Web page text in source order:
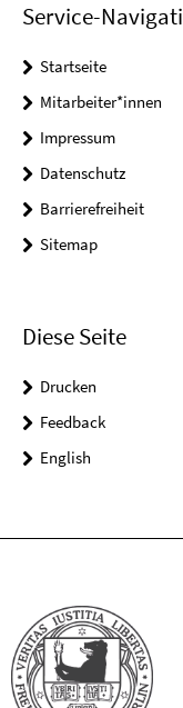
Service-
Startseite
Mitarbeiter*innen
Impressum
Datenschutz
Barrierefreiheit
Sitemap
Diese Seite
Drucken
Feedback
English